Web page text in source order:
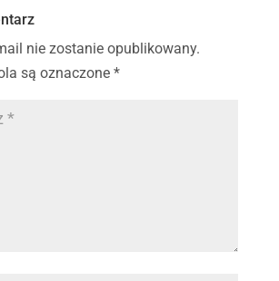
nie zostanie opublikowany.
są oznaczone *